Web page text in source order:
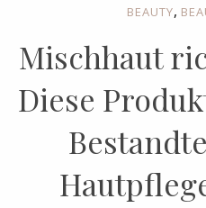
BEAUTY,
Mischhaut
Diese